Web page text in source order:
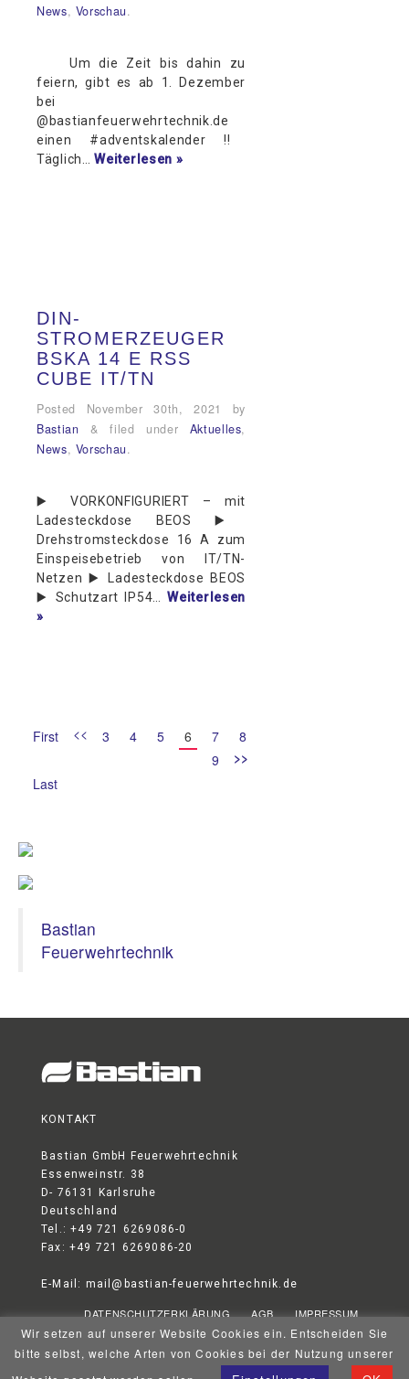
News, Vorschau.
Um die Zeit bis dahin zu
feiern, gibt es ab 1. Dezember
bei
@bastianfeuerwehrtechnik.de
einen #adventskalender ‼️
Täglich…Weiterlesen »
DIN-
STROMERZEUGER
BSKA 14 E RSS
CUBE IT/TN
Posted November 30th, 2021
by
Bastian
& filed under Aktuelles,
News, Vorschau.
▶️ VORKONFIGURIERT – mit
Ladesteckdose BEOS ▶️
Drehstromsteckdose 16 A zum
Einspeisebetrieb von IT/TN-
Netzen ▶️ Ladesteckdose BEOS
▶️ Schutzart IP54…Weiterlesen
»
First << 3 4 5 6 7
8
9
>>
Last
Bastian
Feuerwehrtechnik
KONTAKT
Bastian GmbH Feuerwehrtechnik
Essenweinstr. 38
D- 76131 Karlsruhe
Deutschland
Tel.: +49 721 6269086-0
Fax: +49 721 6269086-20
E-Mail: mail@bastian-feuerwehrtechnik.de
DATENSCHUTZERKLÄRUNG AGB IMPRESSUM
© 2026 Bastian GmbH Feuerwehrtechnik
Wir setzen auf unserer Website Cookies ein. Entscheiden Sie
bitte selbst, welche Arten von Cookies bei der Nutzung unserer